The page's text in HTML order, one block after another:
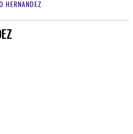
HERNANDEZ